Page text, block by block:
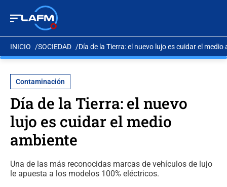
INICIO SOCIEDAD Día de la Tierra: el nuevo lujo es cuidar el medio
Contaminación
Día de la Tierra: el nuevo
lujo es cuidar el medio
ambiente
Una de las más reconocidas marcas de vehículos de lujo
le apuesta a los modelos 100% eléctricos.